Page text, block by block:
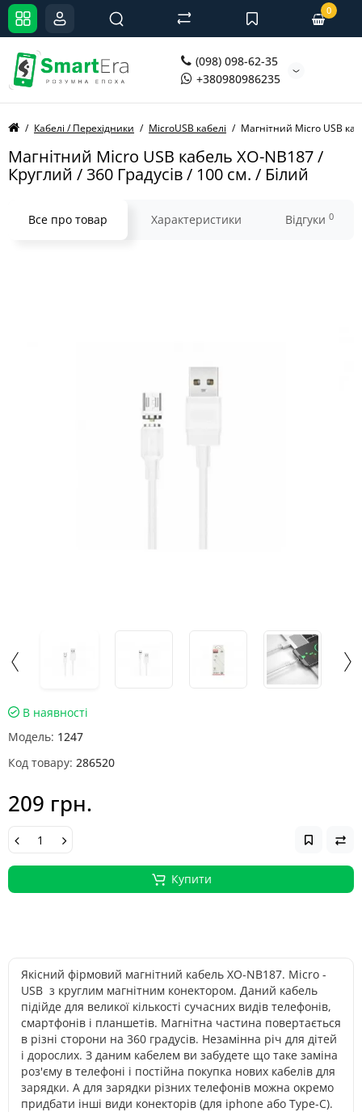
(098) 098-62-35
+380980986235
0
Кабелі / Перехідники MicroUSB кабелі Магнітний Micro USB
Магнітний Micro USB кабель XO-NB187 /
Круглий / 360 Градусів / 100 см. / Білий
Все про товар Характеристики Відгуки 0
В наявності
Модель: 1247
Код товару: 286520
209 грн.
Купити
Якісний фірмовий магнітний кабель XO-NB187. Micro -
USB з круглим магнітним конектором. Даний кабель
підійде для великої кількості сучасних видів телефонів,
смартфонів і планшетів. Магнітна частина повертається
в різні сторони на 360 градусів. Незамінна річ для дітей
і дорослих. З даним кабелем ви забудете що таке заміна
роз'єму в телефоні і постійна покупка нових кабелів для
зарядки. А для зарядки різних телефонів можна окремо
придбати інші види конекторів (для iphone або Type-C).